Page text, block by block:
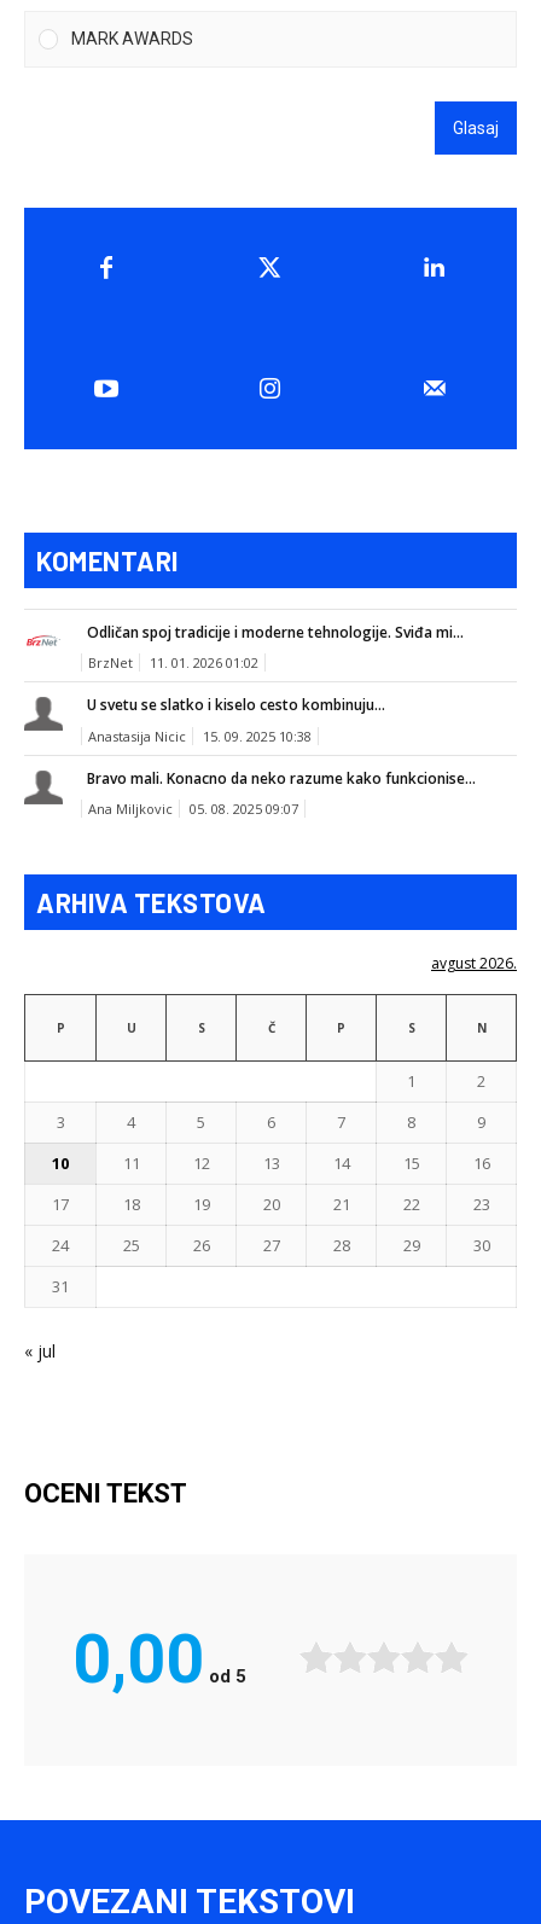
MARK AWARDS
Glasaj
KOMENTARI
Odličan spoj tradicije i moderne tehnologije. Sviđa mi...
BrzNet 11. 01. 2026 01:02
U svetu se slatko i kiselo cesto kombinuju...
Anastasija Nicic 15. 09. 2025 10:38
Bravo mali. Konacno da neko razume kako funkcionise...
Ana Miljkovic 05. 08. 2025 09:07
ARHIVA TEKSTOVA
avgust 2026.
P U S Č P S N
1
2
3
4 5 6 7 8
9
10
11 12 13 14 15
16
17
18 19 20 21 22
23
24
25 26 27 28 29
30
31
« jul
OCENI TEKST
0,00 od 5
POVEZANI TEKSTOVI